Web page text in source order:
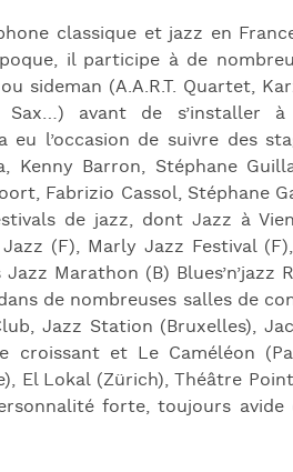
classique et jazz en
il participe à de
sideman (A.A.R.T. Quartet,
Sax…) avant de s’installer
eu l’occasion de suivre des
Kenny Barron, Stéphane
Fabrizio Cassol, Stéphane
de jazz, dont Jazz à
(F), Marly Jazz Festival
Marathon (B) Blues’n’jazz
de nombreuses salles de
Jazz Station (Bruxelles),
croissant et Le Caméléon
El Lokal (Zürich), Théâtre
forte, toujours avide